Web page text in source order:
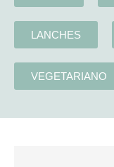
LANCHES
VEGETARIANO